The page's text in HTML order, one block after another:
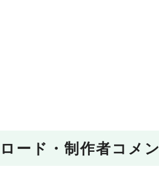
ード・制作者コメ